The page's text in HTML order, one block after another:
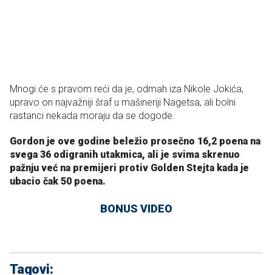
Mnogi će s pravom reći da je, odmah iza Nikole Jokića,
upravo on najvažniji šraf u mašineriji Nagetsa, ali bolni
rastanci nekada moraju da se dogode.
Gordon je ove godine beležio prosečno 16,2 poena na
svega 36 odigranih utakmica, ali je svima skrenuo
pažnju već na premijeri protiv Golden Stejta kada je
ubacio čak 50 poena.
BONUS VIDEO
Tagovi: